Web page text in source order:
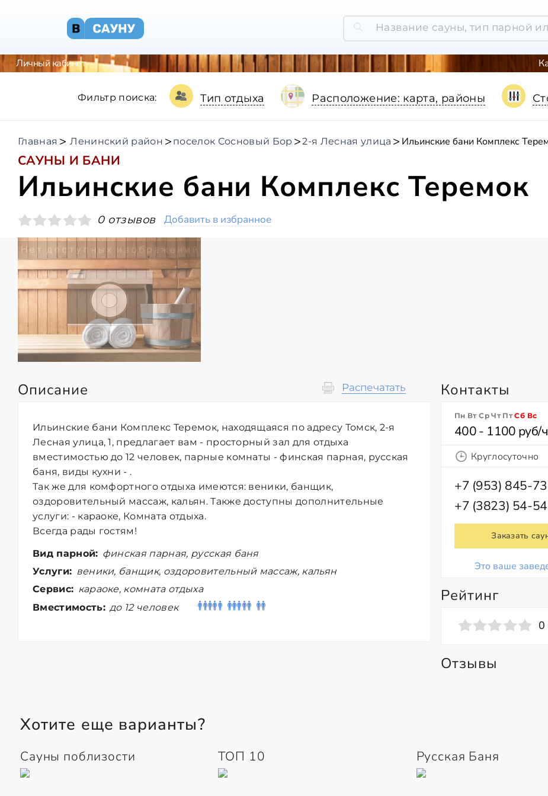
Личный кабинет
Фильтр поиска: Тип отдыха Расположение: карта, районы
Главная Ленинский район поселок Сосновый Бор 2-я Лесная улица Ильинские бани Комплекс
САУНЫ И БАНИ
Ильинские бани Комплекс Теремок
0 отзывов Добавить в избранное
Описание Распечатать
Ильинские бани Комплекс Теремок, находящаяся по адресу Томск, 2-я
Лесная улица, 1, предлагает вам - просторный зал для отдыха
вместимостью до 12 человек, парные комнаты - финская парная, русская
баня, виды кухни - .
Так же для комфортного отдыха имеются: веники, банщик,
оздоровительный массаж, кальян. Также доступны дополнительные
услуги: - караоке, Комната отдыха.
Всегда рады гостям!
Вид парной: финская парная, русская баня
Услуги: веники, банщик, оздоровительный массаж, кальян
Сервис: караоке, комната отдыха
Вместимость: до 12 человек
Контакты
Пн Вт Ср Чт ПтСб Вс
400 - 1100 руб/
Круглосуточно
+7 (953) 845-
+7 (3823) 54-
Заказать
Это ваше
Рейтинг
0
Отзывы
Хотите еще варианты?
Сауны поблизости ТОП 10 Русская Баня